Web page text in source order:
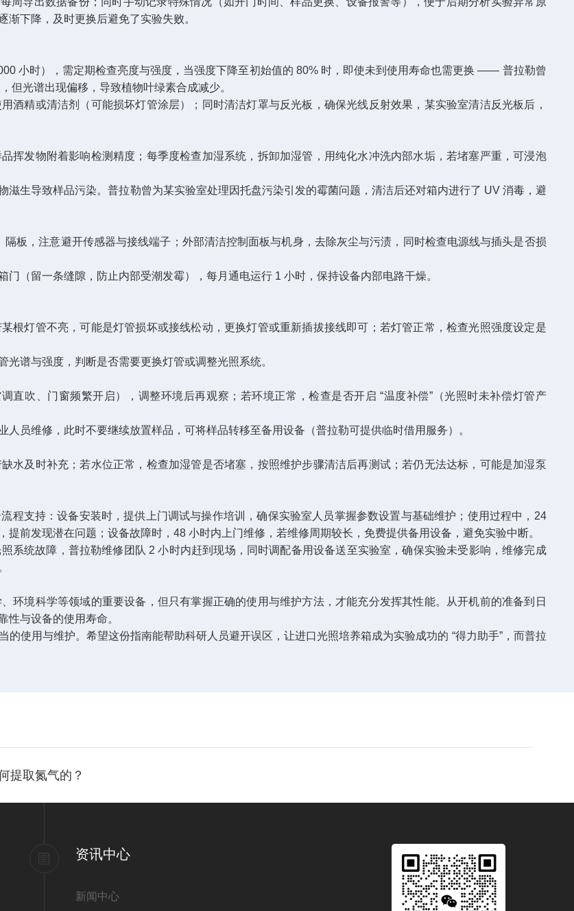
下降，及时更换后避免了实验失败。​
小时），需定期检查亮度与强度，当强度下降至初始值的 80% 时，即使未到使用寿命也需更换 —— 普拉勒曾
但光谱出现偏移，导致植物叶绿素合成减少。​
酒精或清洁剂（可能损坏灯管涂层）；同时清洁灯罩与反光板，确保光线反射效果，某实验室清洁反光板后，
挥发物附着影响检测精度；每季度检查加湿系统，拆卸加湿管，用纯化水冲洗内部水垢，若堵塞严重，可浸泡
生导致样品污染。普拉勒曾为某实验室处理因托盘污染引发的霉菌问题，清洁后还对箱内进行了 UV 消毒，避
板，注意避开传感器与接线端子；外部清洁控制面板与机身，去除灰尘与污渍，同时检查电源线与插头是否损
（留一条缝隙，防止内部受潮发霉），每月通电运行 1 小时，保持设备内部电路干燥。​
根灯管不亮，可能是灯管损坏或接线松动，更换灯管或重新插拔接线即可；若灯管正常，检查光照强度设定是
谱与强度，判断是否需要更换灯管或调整光照系统。​
吹、门窗频繁开启），调整环境后再观察；若环境正常，检查是否开启 “温度补偿”（光照时未补偿灯管产
员维修，此时不要继续放置样品，可将样品转移至备用设备（普拉勒可提供临时借用服务）。​
水及时补充；若水位正常，检查加湿管是否堵塞，按照维护步骤清洁后再测试；若仍无法达标，可能是加湿泵
程支持：设备安装时，提供上门调试与操作培训，确保实验室人员掌握参数设置与基础维护；使用过程中，24
前发现潜在问题；设备故障时，48 小时内上门维修，若维修周期较长，免费提供备用设备，避免实验中断。​
系统故障，普拉勒维修团队 2 小时内赶到现场，同时调配备用设备送至实验室，确保实验未受影响，维修完成
环境科学等领域的重要设备，但只有掌握正确的使用与维护方法，才能充分发挥其性能。从开机前的准备到日
性与设备的使用寿命。​
使用与维护。希望这份指南能帮助科研人员避开误区，让进口光照培养箱成为实验成功的 “得力助手”，而普拉
提取氮气的？
资讯中心
新闻中心